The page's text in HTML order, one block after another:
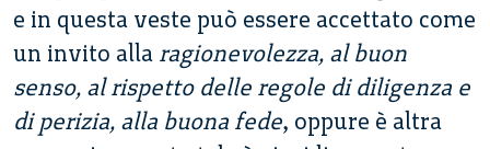
e in questa veste può essere accettato come
un invito alla ragionevolezza, al buon
senso, al rispetto delle regole di diligenza e
di perizia, alla buona fede, oppure è altra